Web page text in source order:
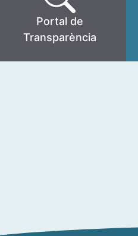
Portal de
Transparència